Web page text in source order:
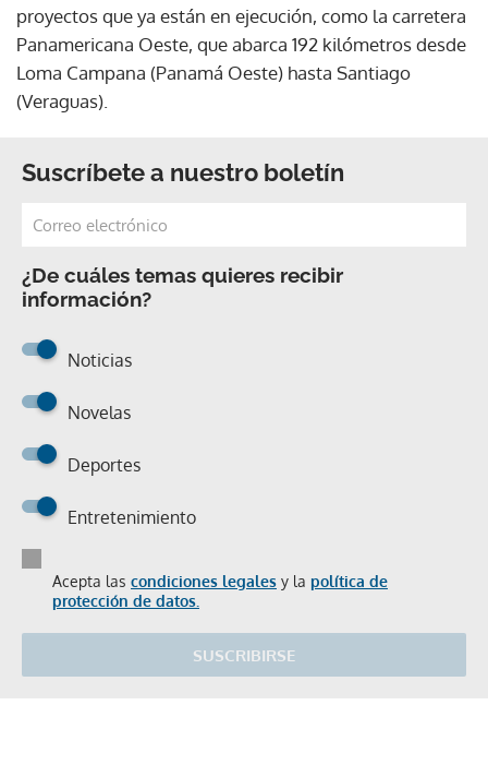
proyectos que ya están en ejecución, como la carretera
Panamericana Oeste, que abarca 192 kilómetros desde
Loma Campana (Panamá Oeste) hasta Santiago
(Veraguas).
Suscríbete a nuestro boletín
¿De cuáles temas quieres recibir
información?
Noticias
Novelas
Deportes
Entretenimiento
Acepta las condiciones legales y la política de
protección de datos.
SUSCRIBIRSE